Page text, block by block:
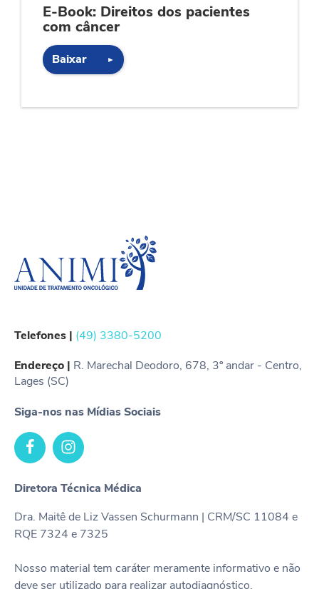
E-Book: Direitos dos pacientes
com câncer
Baixar ►
Telefones | (49) 3380-5200
Endereço | R. Marechal Deodoro, 678, 3º andar - Centro,
Lages (SC)
Siga-nos nas Mídias Sociais
Diretora Técnica Médica
Dra. Maitê de Liz Vassen Schurmann | CRM/SC 11084 e
RQE 7324 e 7325
Nosso material tem caráter meramente informativo e não
deve ser utilizado para realizar autodiagnóstico,